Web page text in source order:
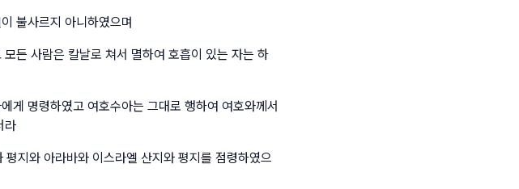
불사르지 아니하였으며
든 사람은 칼날로 쳐서 멸하여 호흡이 있는 자는 하
게 명령하였고 여호수아는 그대로 행하여 여호와께서
라
지와 아라바와 이스라엘 산지와 평지를 점령하였으